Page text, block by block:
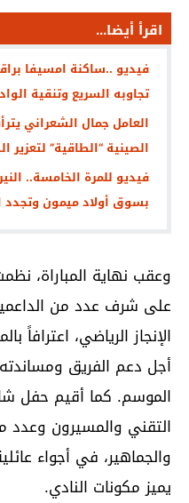
اقرأ أيضا...
فيديو ..ساكنة امسيفا
تجاوبه السريع وتنقية
العامل جمال الشعراني
الصينية “الطاقية” لتعزير
فيديو للمرة الخامسة..
بسوق أولاد ميمون وتجدد
وعقب نهاية المباراة،
على شرف عدد من
الإنجاز الرياضي،
أجل دعم الفريق
الموسم. كما أقيم حفل
التقني والمسيرون وعدد
والجماهير، في أجواء
يميز مكونات النادي.